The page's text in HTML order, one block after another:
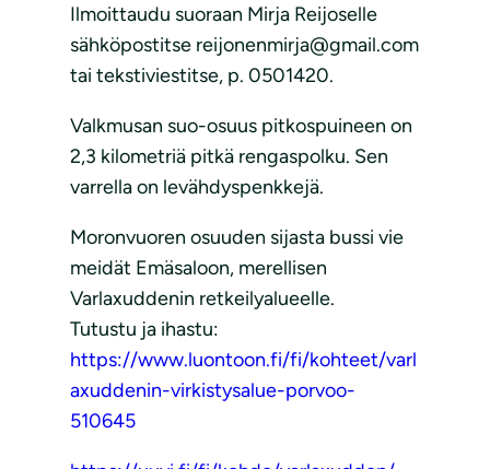
Ilmoittaudu suoraan Mirja Reijoselle
sähköpostitse reijonenmirja@gmail.com
tai tekstiviestitse, p. 0501420.
Valkmusan suo-osuus pitkospuineen on
2,3 kilometriä pitkä rengaspolku. Sen
varrella on levähdyspenkkejä.
Moronvuoren osuuden sijasta bussi vie
meidät Emäsaloon, merellisen
Varlaxuddenin retkeilyalueelle.
Tutustu ja ihastu:
https://www.luontoon.fi/fi/kohteet/varl
axuddenin-virkistysalue-porvoo-
510645